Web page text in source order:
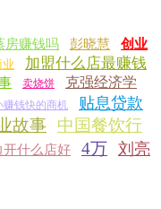
房赚钱吗 彭晓慧
创业
加盟什么店最赚钱
卖烧饼 克强经济学
赚钱快的商机 贴息贷款
故事
中国餐饮行
开什么店好 4万 刘亮